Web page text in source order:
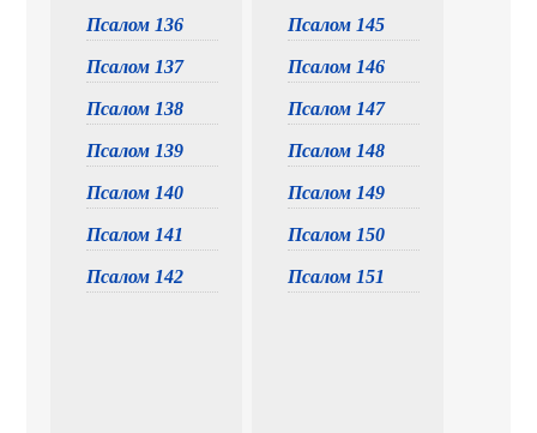
Псалом 136
Псалом 137
Псалом 138
Псалом 139
Псалом 140
Псалом 141
Псалом 142
Псалом 145
Псалом 146
Псалом 147
Псалом 148
Псалом 149
Псалом 150
Псалом 151